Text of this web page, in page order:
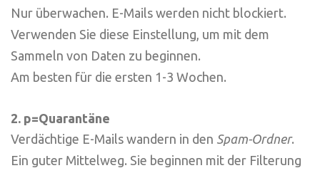
Nur überwachen. E-Mails werden nicht blockiert.
Verwenden Sie diese Einstellung, um mit dem
Sammeln von Daten zu beginnen.
Am besten für die ersten 1-3 Wochen.
2. p=Quarantäne
Verdächtige E-Mails wandern in den Spam-Ordner.
Ein guter Mittelweg. Sie beginnen mit der Filterung